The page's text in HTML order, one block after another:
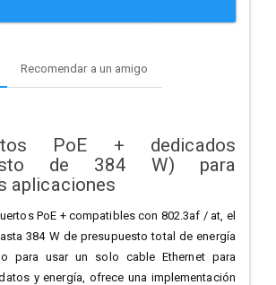
Recomendar a un amigo
PoE + dedicados
de 384 W) para
aplicaciones
PoE + compatibles con 802.3af / at, el
384 W de presupuesto total de energía
para usar un solo cable Ethernet para
y energía, ofrece una implementación